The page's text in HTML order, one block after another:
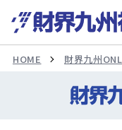
HOME 財界九州